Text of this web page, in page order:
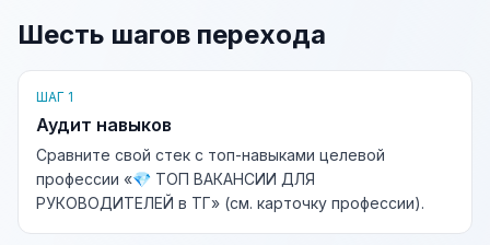
Шесть шагов перехода
ШАГ 1
Аудит навыков
Сравните свой стек с топ-навыками целевой
профессии «💎 ТОП ВАКАНСИИ ДЛЯ
РУКОВОДИТЕЛЕЙ в ТГ» (см. карточку профессии).